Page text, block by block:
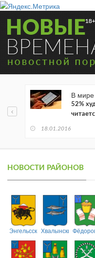
В мире
52%
18.01.2016
НОВОСТИ РАЙОНОВ
ЭнгельсскийХвалынский